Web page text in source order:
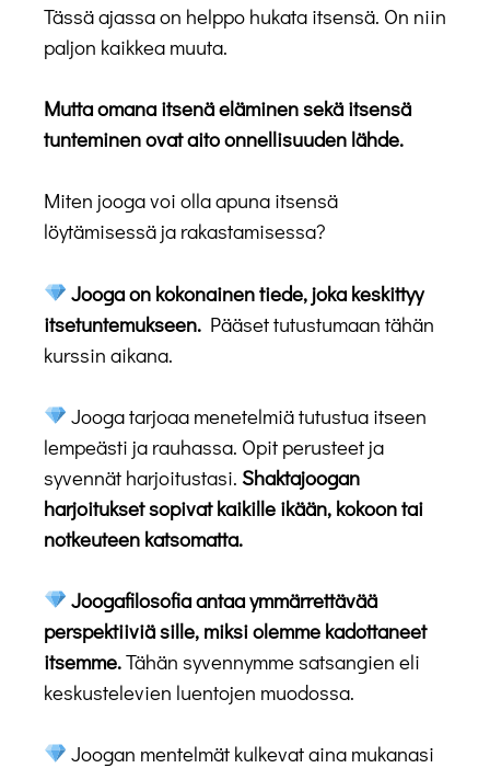
Tässä ajassa on helppo hukata itsensä. On niin
paljon kaikkea muuta.
Mutta omana itsenä eläminen sekä itsensä
tunteminen ovat aito onnellisuuden lähde.
Miten jooga voi olla apuna itsensä
löytämisessä ja rakastamisessa?
Jooga on kokonainen tiede, joka keskittyy
itsetuntemukseen. Pääset tutustumaan tähän
kurssin aikana.
Jooga tarjoaa menetelmiä tutustua itseen
lempeästi ja rauhassa. Opit perusteet ja
syvennät harjoitustasi. Shaktajoogan
harjoitukset sopivat kaikille ikään, kokoon tai
notkeuteen katsomatta.
Joogafilosofia antaa ymmärrettävää
perspektiiviä sille, miksi olemme kadottaneet
itsemme.Tähän syvennymme satsangien eli
keskustelevien luentojen muodossa.
Joogan mentelmät kulkevat aina mukanasi